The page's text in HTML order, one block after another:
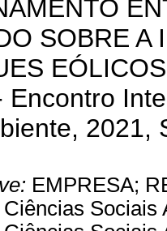
SOBRE A
Encontro
2021,
EMPRESA;
Ciências Sociais